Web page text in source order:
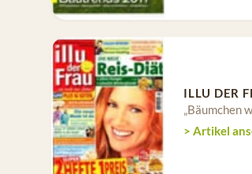
ILLU DER
„Bäumchen
> Artikel